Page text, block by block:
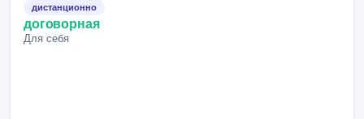
дистанционно
договорная
Для себя